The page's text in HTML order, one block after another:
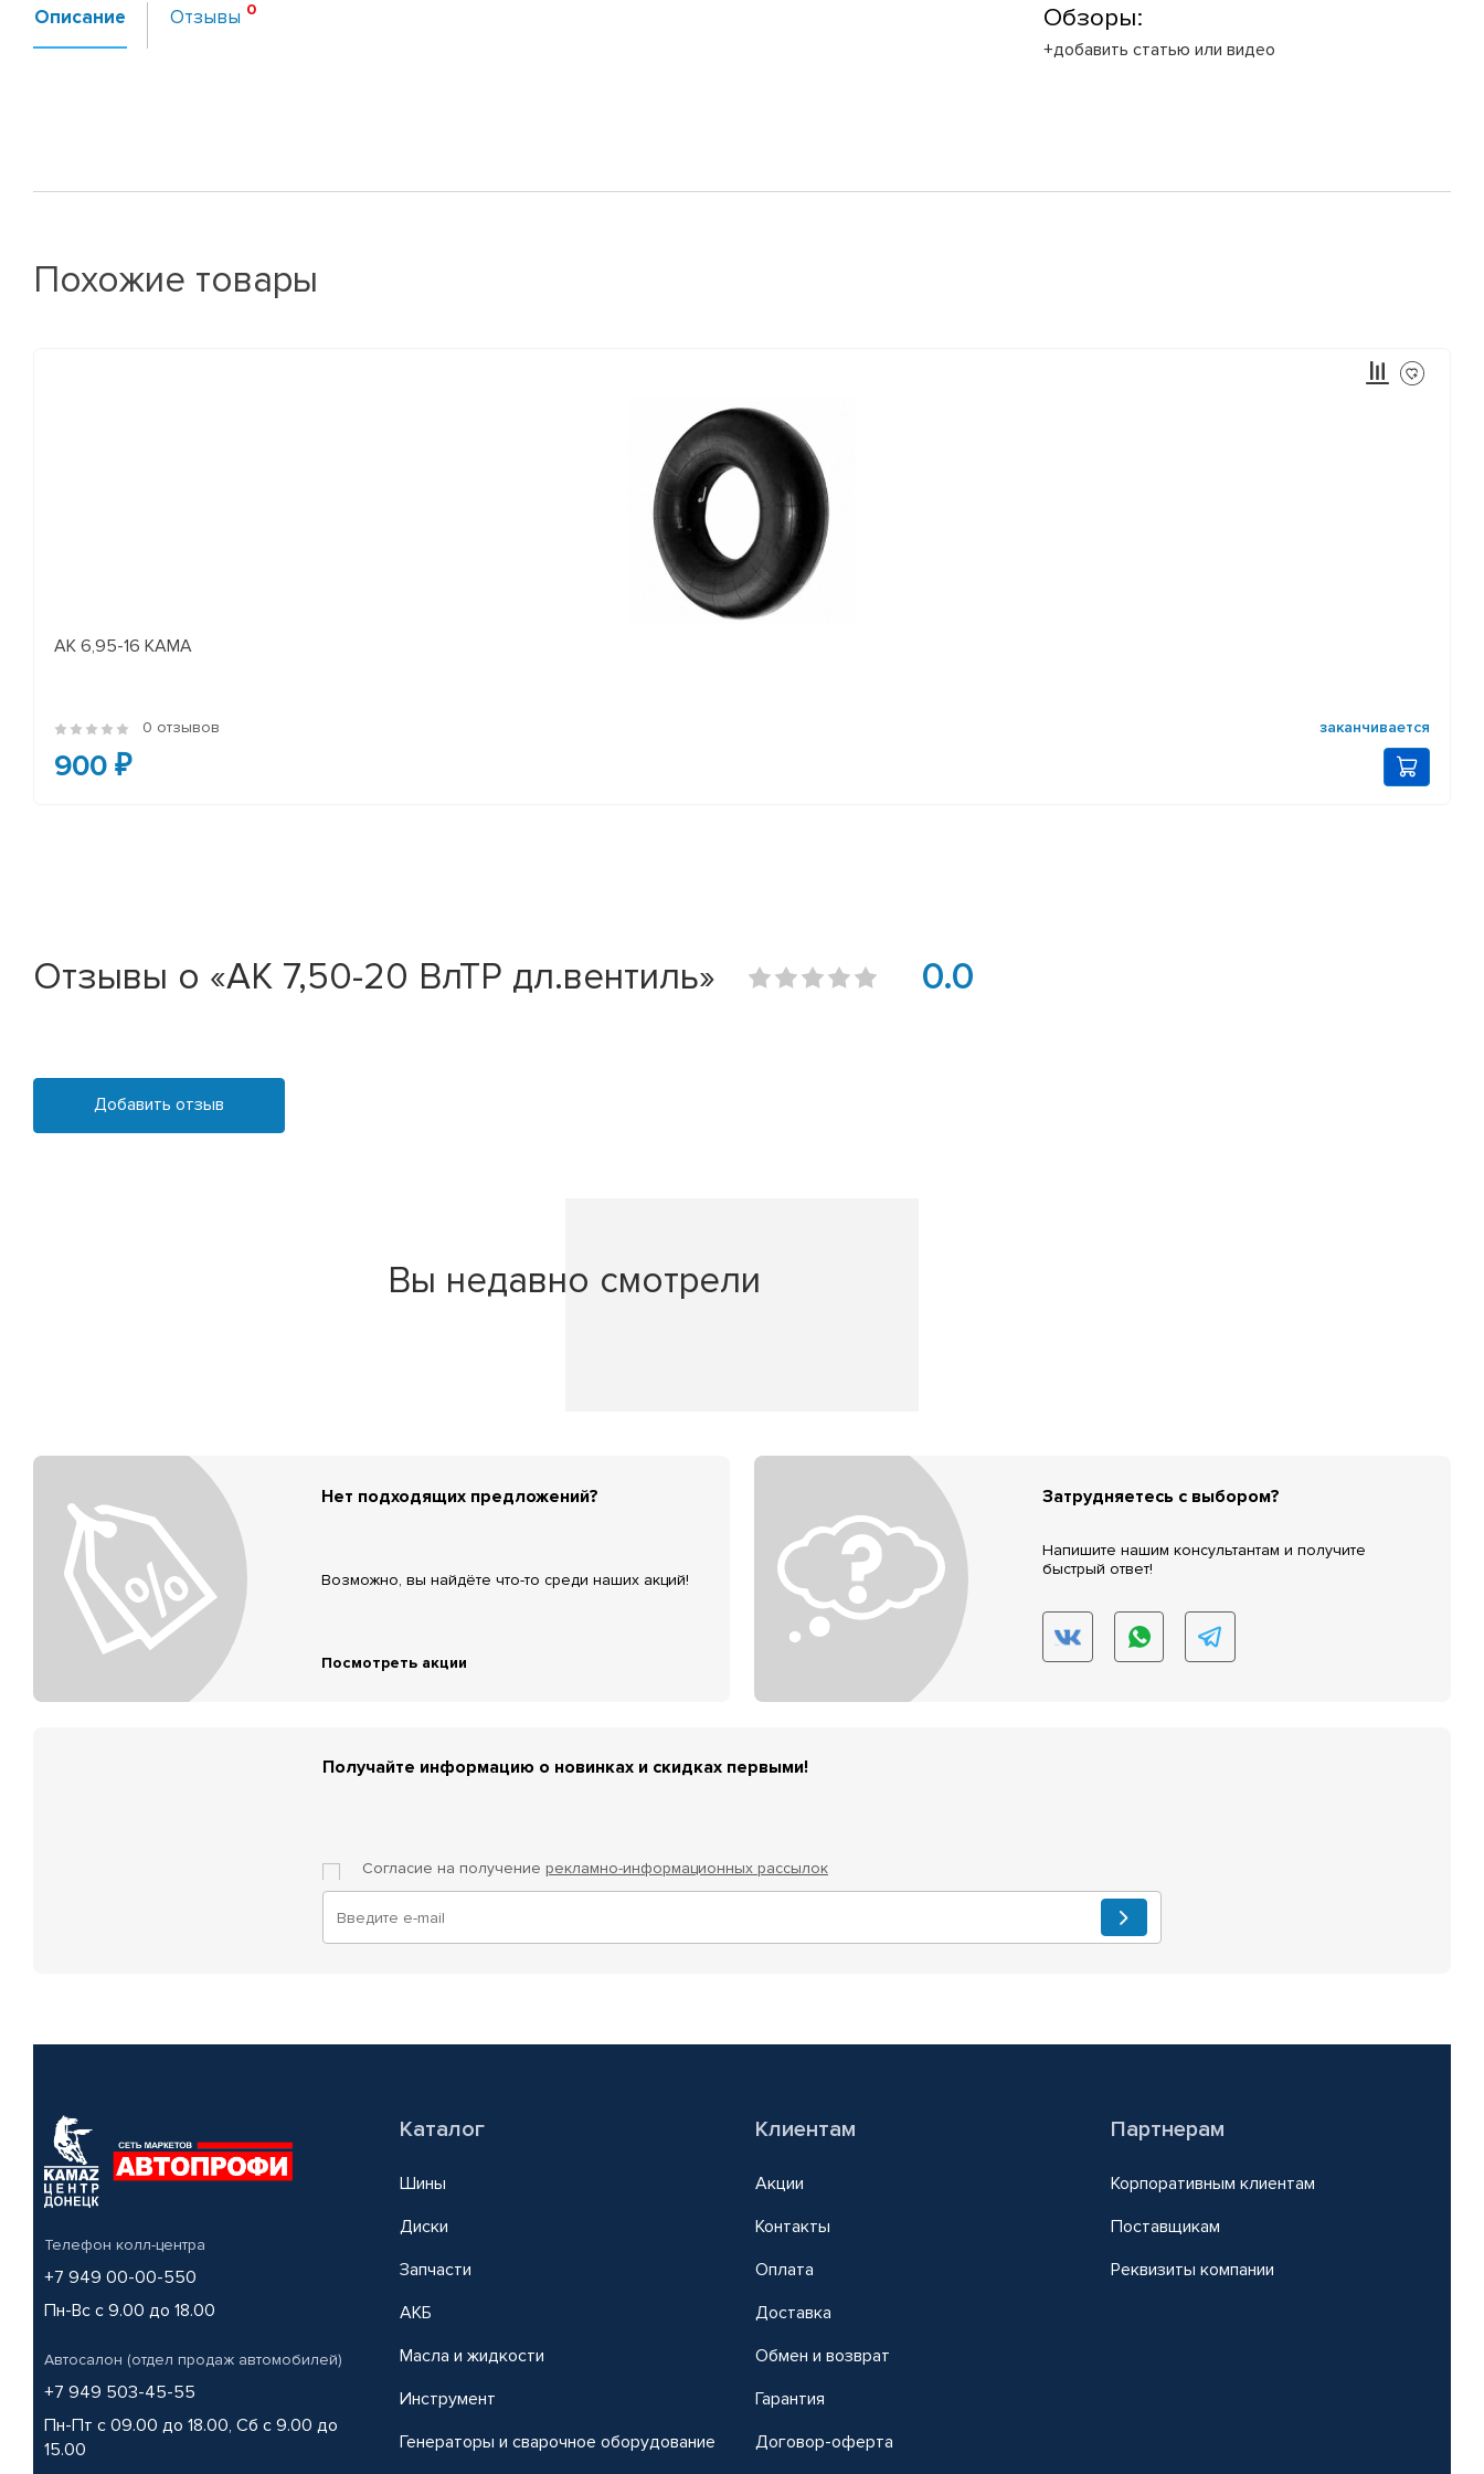
Описание Отзывы Обзоры:
+добавить статью или видео
Похожие товары
АК 6,95-16 КАМА
0 отзывов заканчивается
900 ₽
Отзывы о «АК 7,50-20 ВлТР дл.вентиль» 0.0
Добавить отзыв
Вы недавно смотрели
Нет подходящих предложений?
Возможно, вы найдёте что-то среди наших акций!
Посмотреть акции
Затрудняетесь с выбором?
Напишите нашим консультантам и получите
быстрый ответ!
Получайте информацию о новинках и скидках первыми!
Согласие на получение рекламно-информационных рассылок
Телефон колл-центра
+7 949 00-00-550
Пн-Вс с 9.00 до 18.00
Автосалон (отдел продаж автомобилей)
+7 949 503-45-55
Пн-Пт с 09.00 до 18.00, Сб с 9.00 до
15.00
Каталог
Шины
Диски
Запчасти
АКБ
Масла и жидкости
Инструмент
Генераторы и сварочное оборудование
Клиентам
Акции
Контакты
Оплата
Доставка
Обмен и возврат
Гарантия
Договор-оферта
Партнерам
Корпоративным клиентам
Поставщикам
Реквизиты компании